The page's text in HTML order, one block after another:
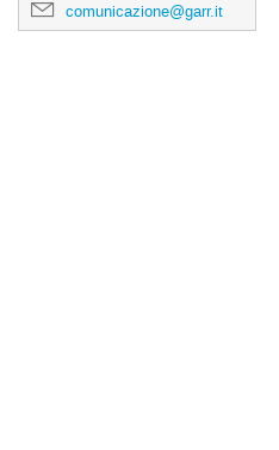
comunicazione@garr.it